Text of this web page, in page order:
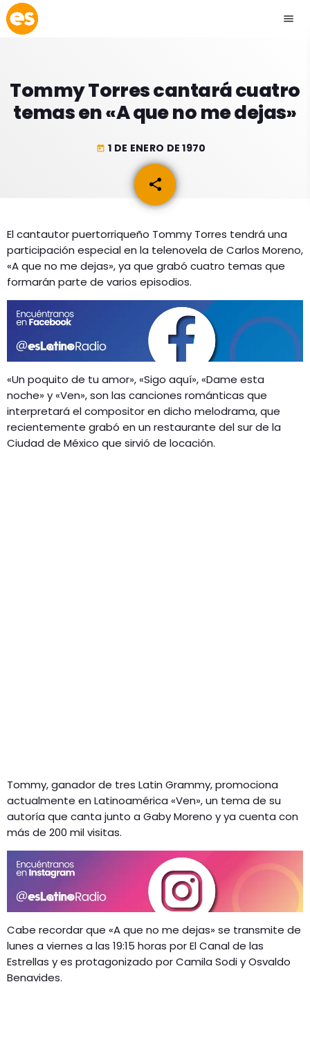
menu
play_arrow EMISIÓN LA PAZ
ESLATINO NEWS
ACTUALIDAD
ESPECTÁCULOS
GEEKERS
ENTRETENIMIENTO
LOS + TOP
PROGRAMACIÓN
INICIO
RADIO SPLENDID
CONTACTO
Tommy Torres cantará cuatro
temas en «A que no me dejas»
today 1 DE ENERO DE 1970
share
email
El cantautor puertorriqueño Tommy Torres tendrá una
participación especial en la telenovela de Carlos Moreno,
«A que no me dejas», ya que grabó cuatro temas que
formarán parte de varios episodios.
«Un poquito de tu amor», «Sigo aquí», «Dame esta
noche» y «Ven», son las canciones románticas que
interpretará el compositor en dicho melodrama, que
recientemente grabó en un restaurante del sur de la
Ciudad de México que sirvió de locación.
Tommy, ganador de tres Latin Grammy, promociona
actualmente en Latinoamérica «Ven», un tema de su
autoría que canta junto a Gaby Moreno y ya cuenta con
más de 200 mil visitas.
Cabe recordar que «A que no me dejas» se transmite de
lunes a viernes a las 19:15 horas por El Canal de las
Estrellas y es protagonizado por Camila Sodi y Osvaldo
Benavides.